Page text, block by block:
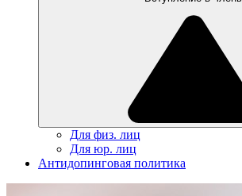
Для физ. лиц
Для юр. лиц
Антидопинговая политика